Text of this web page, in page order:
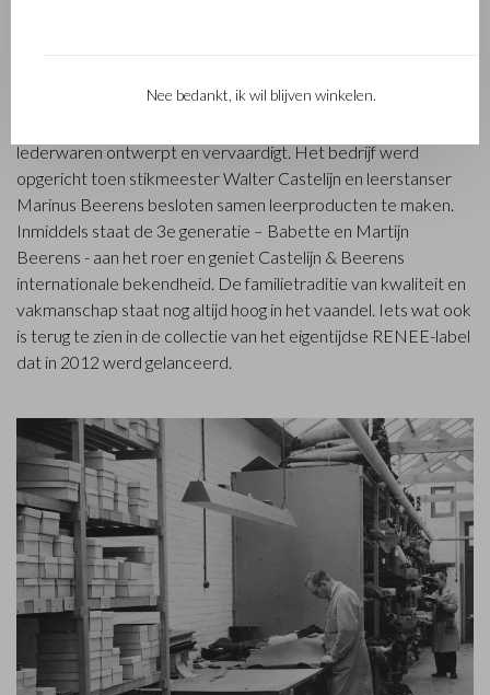
Het in Waalwijk gevestigde Castelijn & Beerens is een
lederwaren ontwerpt en vervaardigt. Het bedrijf werd
opgericht toen stikmeester Walter Castelijn en leerstanser
Marinus Beerens besloten samen leerproducten te maken.
Inmiddels staat de 3e generatie – Babette en Martijn
Beerens - aan het roer en geniet Castelijn & Beerens
internationale bekendheid. De familietraditie van kwaliteit en
vakmanschap staat nog altijd hoog in het vaandel. Iets wat ook
is terug te zien in de collectie van het eigentijdse RENEE-label
dat in 2012 werd gelanceerd.
Nee bedankt, ik wil blijven winkelen.